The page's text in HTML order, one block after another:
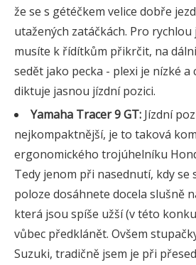
že se s gétéčkem velice dobře
utažených zatáčkách. Pro rychlou
musíte k řídítkům přikrčit, na
sedět jako pecka - plexi je nízké
diktuje jasnou jízdní pozici.
Yamaha Tracer 9 GT: Jízdní
nejkompaktnější, je to taková
ergonomického trojúhelníku
Tedy jenom při nasednutí, kdy se
poloze dosáhnete docela slušně
která jsou spíše užší (v této
vůbec předklánět. Ovšem
Suzuki, tradičně jsem je při